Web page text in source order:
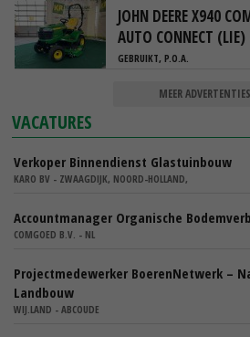
JOHN DEERE X940
AUTO CONNECT
GEBRUIKT, P.O.A.
MEER ADVERTENTIES
VACATURES
Verkoper Binnendienst Glastuinbouw
KARO BV - ZWAAGDIJK, NOORD-HOLLAND,
Accountmanager Organische
COMGOED B.V. - NL
Projectmedewerker BoerenNetwerk –
Landbouw
WIJ.LAND - ABCOUDE